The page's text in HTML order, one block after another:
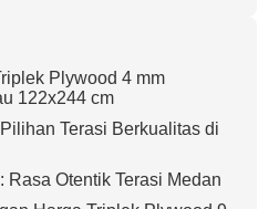
Plywood 4 mm
122x244 cm
Terasi Berkualitas di
Rasa Otentik Terasi Medan